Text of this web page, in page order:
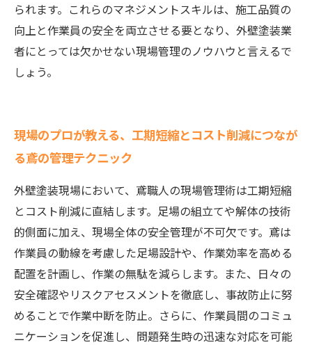
られます。これらのマネジメントスキルは、施工品質の
向上と作業員の安全を両立させる要となり、外壁塗装業
者にとっては欠かせない現場管理のノウハウと言えるで
しょう。
現場のプロが教える、工期短縮とコスト削減につなが
る鳶の管理テクニック
外壁塗装現場において、鳶職人の現場管理術は工期短縮
とコスト削減に直結します。足場の組立てや解体の技術
的側面に加え、現場全体の安全管理が不可欠です。鳶は
作業員の動線を考慮した足場設計や、作業効率を高める
配置を計画し、作業の無駄を減らします。また、日々の
安全確認やリスクアセスメントを徹底し、事故防止に努
めることで作業中断を防止。さらに、作業員間のコミュ
ニケーションを促進し、問題発生時の迅速な対応を可能